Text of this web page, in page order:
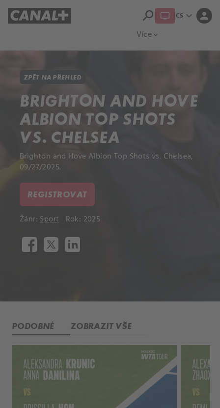
Více expand_more
search CS expand_more person
ZPĚT NA PŘEHLED
BRIGHTON AND HOVE
ALBION TOP SHOTS
VS. CHELSEA
Brighton and Hove Albion Top Shots vs. Chelsea,
09/27/2025.
REGISTROVAT
Žánr:Sport Rok: 2025
PODOBNÉ ZOBRAZIT VŠE